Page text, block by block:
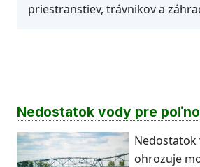
priestranstiev, trávnikov a
Nedostatok vody pre
Nedostatok
ohrozuje